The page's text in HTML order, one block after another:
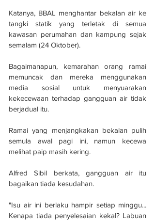
Katanya, BBAL menghantar bekalan air ke
tangki statik yang terletak di semua
kawasan perumahan dan kampung sejak
semalam (24 Oktober).
Bagaimanapun, kemarahan orang ramai
memuncak dan mereka menggunakan
media sosial untuk menyuarakan
kekecewaan terhadap gangguan air tidak
berjadual itu.
Ramai yang menjangkakan bekalan pulih
semula awal pagi ini, namun kecewa
melihat paip masih kering.
Alfred Sibil berkata, gangguan air itu
bagaikan tiada kesudahan.
"Isu air ini berlaku hampir setiap minggu...
Kenapa tiada penyelesaian kekal? Labuan